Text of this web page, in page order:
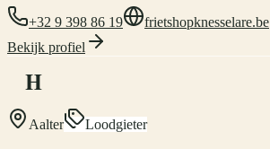
+32 9 398 86 19
frietshopknesselare.be
Bekijk profiel
H
Aalter Loodgieter